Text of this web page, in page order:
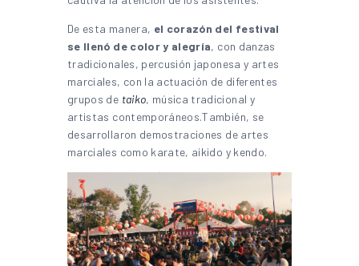
De esta manera, el corazón del festival
se llenó de color y alegría, con danzas
tradicionales, percusión japonesa y artes
marciales, con la actuación de diferentes
grupos de taiko, música tradicional y
artistas contemporáneos.También, se
desarrollaron demostraciones de artes
marciales como karate, aikido y kendo.